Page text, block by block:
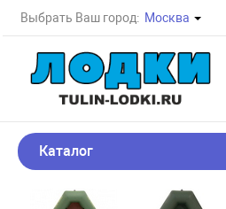
Выбрать Ваш город: Москва
Каталог